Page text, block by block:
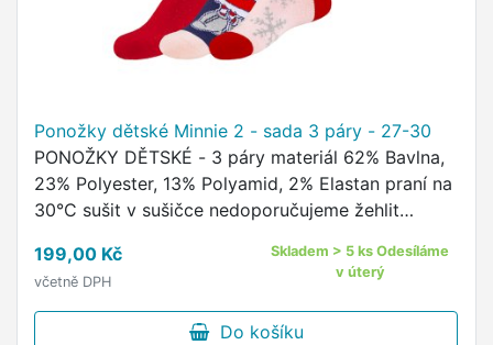
Ponožky dětské Minnie 2 - sada 3 páry - 27-30
PONOŽKY DĚTSKÉ - 3 páry materiál 62% Bavlna,
23% Polyester, 13% Polyamid, 2% Elastan praní na
30°C sušit v sušičce nedoporučujeme žehlit
motivem Disney …
199,00 Kč
včetně DPH
Skladem > 5 ks Odesíláme
v úterý
Do košíku